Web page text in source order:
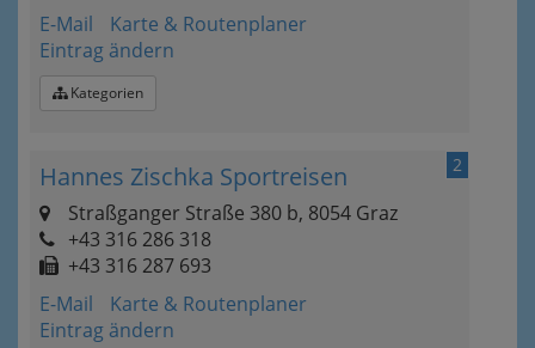
E-Mail
Karte & Routenplaner
Eintrag ändern
Kategorien
2
Hannes Zischka Sportreisen
Straßganger Straße 380 b, 8054 Graz
+43 316 286 318
+43 316 287 693
E-Mail
Karte & Routenplaner
Eintrag ändern